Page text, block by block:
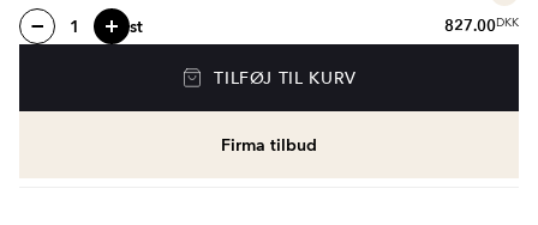
st 827.00DKK
TILFØJ TIL KURV
Firma tilbud